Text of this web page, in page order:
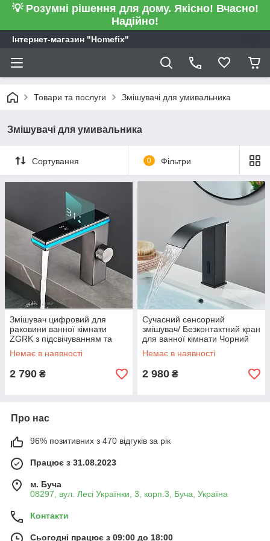
💡 Розумні рішення для дому. Якісно! Вчасно!
Надійно!
Інтернет-магазин "Homefix"
Товари та послуги Змішувачі для умивальника
Змішувачі для умивальника
Сортування 0 Фільтри
Змішувач цифровий для
раковини ванної кімнати
ZGRK з підсвічуванням та
LED дисплеєм Сірий
Немає в наявності
2 790 ₴
Сучасний сенсорний
змішувач/ Безконтактний кран
для ванної кімнати Чорний
Немає в наявності
2 980 ₴
Про нас
96% позитивних з 470 відгуків за рік
Працює з 31.08.2023
м. Буча
08297, вул. Лесі Українки, 3, корп.3, Буча, Україна
Контакти
Сьогодні працює з 09:00 до 18:00